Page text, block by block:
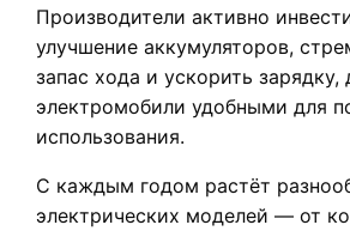
Производители активно
улучшение аккумуляторов,
запас хода и ускорить зарядку,
электромобили удобными для
использования.
С каждым годом растёт
электрических моделей — от